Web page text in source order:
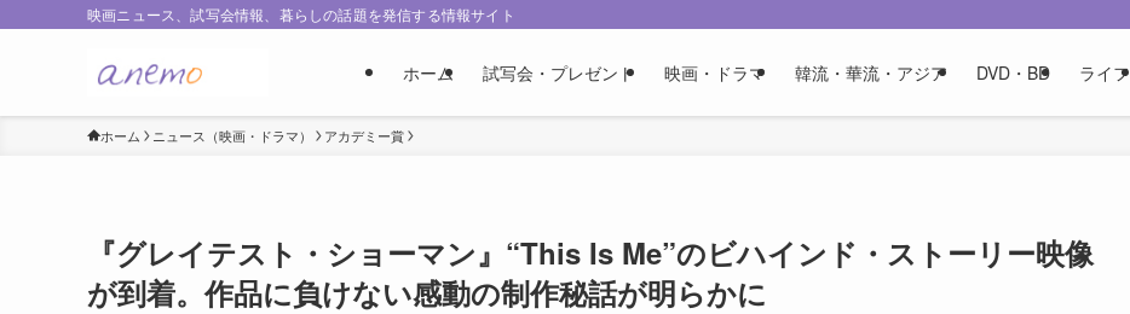
映画ニュース、試写会情報、暮らしの話題を発信する情報サイト
ホーム 試写会・プレゼント 映画・ドラマ 韓流・華流・アジア DVD・BD ライフ
ホーム ニュース（映画・ドラマ） アカデミー賞
『グレイテスト・ショーマン』“This Is Me”のビハインド・ストーリー映像
が到着。作品に負けない感動の制作秘話が明らかに